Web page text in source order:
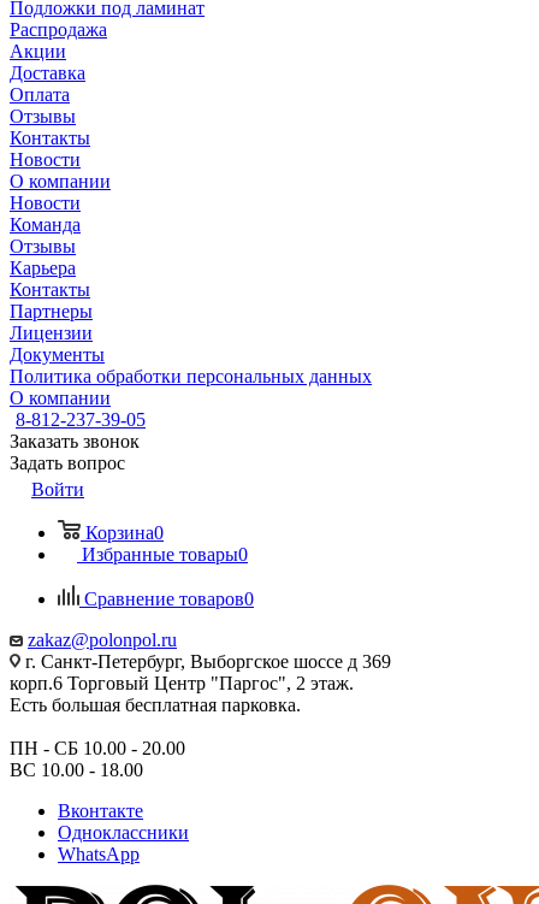
Подложки под ламинат
Распродажа
Акции
Доставка
Оплата
Отзывы
Контакты
Новости
О компании
Новости
Команда
Отзывы
Карьера
Контакты
Партнеры
Лицензии
Документы
Политика обработки персональных данных
О компании
8-812-237-39-05
Заказать звонок
Задать вопрос
Войти
Корзина0
Избранные товары0
Сравнение товаров0
zakaz@polonpol.ru
г. Санкт-Петербург, Выборгское шоссе д 369
корп.6 Торговый Центр "Паргос", 2 этаж.
Есть большая бесплатная парковка.
ПН - СБ 10.00 - 20.00
ВС 10.00 - 18.00
Вконтакте
Одноклассники
WhatsApp